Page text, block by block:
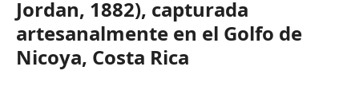
Jordan, 1882), capturada
artesanalmente en el Golfo de
Nicoya, Costa Rica